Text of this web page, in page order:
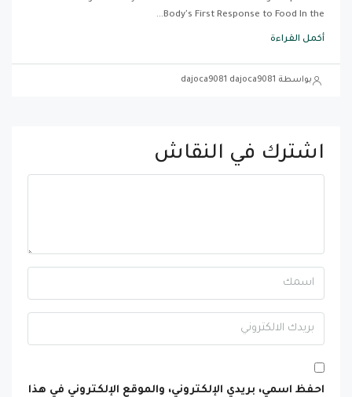
Body's First Response to Food In the...
أكمل القراءة
بواسطة dajoca9081 dajoca9081
اشترك في النقاش
احفظ اسمي، بريدي الإلكتروني، والموقع الإلكتروني في هذا